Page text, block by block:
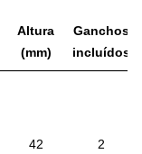
Altura
(mm)
Ganchos
incluídos
42 2